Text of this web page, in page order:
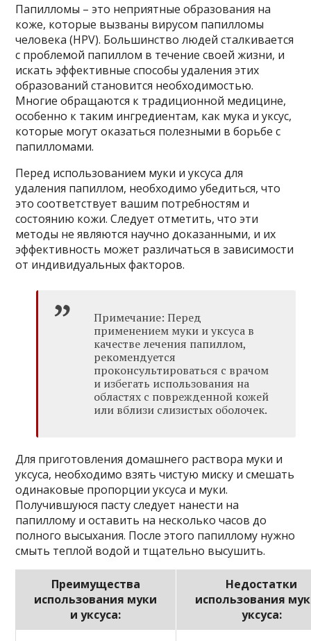
Папилломы – это неприятные образования на
коже, которые вызваны вирусом папилломы
человека (HPV). Большинство людей сталкивается
с проблемой папиллом в течение своей жизни, и
искать эффективные способы удаления этих
образований становится необходимостью.
Многие обращаются к традиционной медицине,
особенно к таким ингредиентам, как мука и уксус,
которые могут оказаться полезными в борьбе с
папилломами.
Перед использованием муки и уксуса для
удаления папиллом, необходимо убедиться, что
это соответствует вашим потребностям и
состоянию кожи. Следует отметить, что эти
методы не являются научно доказанными, и их
эффективность может различаться в зависимости
от индивидуальных факторов.
Примечание: Перед
применением муки и уксуса в
качестве лечения папиллом,
рекомендуется
проконсультироваться с врачом
и избегать использования на
областях с поврежденной кожей
или вблизи слизистых оболочек.
Для приготовления домашнего раствора муки и
уксуса, необходимо взять чистую миску и смешать
одинаковые пропорции уксуса и муки.
Получившуюся пасту следует нанести на
папиллому и оставить на несколько часов до
полного высыхания. После этого папиллому нужно
смыть теплой водой и тщательно высушить.
Преимущества
использования муки
и уксуса:
Недостатки
использования
уксуса: